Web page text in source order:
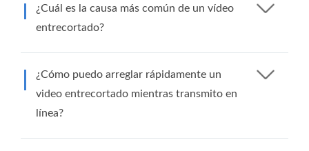
¿Cuál es la causa más común de un vídeo
entrecortado?
¿Cómo puedo arreglar rápidamente un
video entrecortado mientras transmito en
línea?